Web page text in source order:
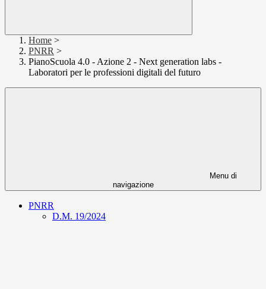
Home >
PNRR >
PianoScuola 4.0 - Azione 2 - Next generation labs -
Laboratori per le professioni digitali del futuro
Menu di
navigazione
PNRR
D.M. 19/2024